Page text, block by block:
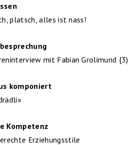
platsch, alles ist nass!
mit Fabian Grolimund {3)
komponiert
Kompetenz
Erziehungsstile